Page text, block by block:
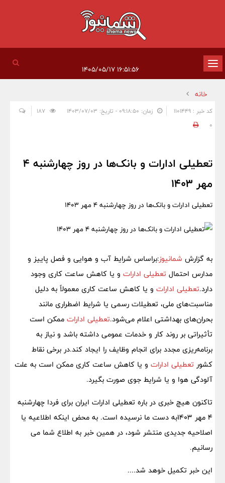
تغییر
وضعیت
ناوبری
۱۶:۵۱:۵۶ ۱۴۰۵/۰۵/۱۷
خانه
کد خبر : 1101449 زمان: ۰۹:۱۸:۵۰ - تاریخ: ۱۴۰۳/۰۷/۰۳
0
تعطیلی ادارات و بانک‌ها در روز چهارشنبه 4
مهر 1403
تعطیلی ادارات و بانک‌ها در روز چهارشنبه 4 مهر 1403
به گزارش شمانیوز:براساس شرایط آب و هوایی و فصل پاییز و
مدارس احتمال تعطیلی ادارات و یا کاهش ساعت کاری وجود
دارد.تعطیلی ادارات و یا کاهش ساعت کاری معمولاً به دلیل
مناسبت‌های ملی، تعطیلات رسمی یا شرایط اضطراری مانند
بحران‌های بهداشتی اعلام می‌شود.تعطیلی ادارات ممکن است
تأثیراتی بر روند کار و خدمات عمومی داشته باشد و نیاز به
برنامه‌ریزی مجدد برای انجام وظایف را ایجاد کند.در برخی نقاط
کشور تعطیلی ادارات و یا کاهش ساعت کاری ممکن است به علت
آلودگی هوا و یا شرایط جوی صورت بگیرد.
تاکنون هیچ خبری در باره تعطیلی ادارات ایران برای فردا چهارشنبه
4 مهر 1403به دست ما نرسیده است. به محض اینکه اطلاعیه یا
اصلاحیه جدیدی منتشر شود، در همین خبر به اطلاع شما می
رسانیم.
این خبر تکمیل خوهد شد....